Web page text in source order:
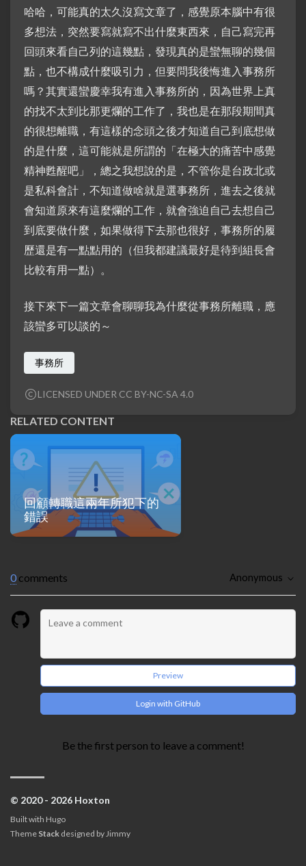
哈哈，可能真的太久沒寫文章了，感覺原本腦中有很
多想法，突然要寫就寫不出什麼東西來，自己寫完再
回頭來看自己列的這幾點，發現真的是蠻無聊的幾個
點，也不構成什麼吸引力，但要問我後悔進入事務所
嗎？其實還蠻慶幸我有進入事務所的，因為世界上真
的找不太到比那更爛的工作了，我也是在那段期間真
的很想離職，有這樣的念頭之後才知道自己到底想做
的是什麼，這可能就是所謂的「在極大的痛苦中感覺
精神甦醒吧」，總之我想說的是，不管你是台政北或
是私科會計，不知道做啥就是選事務所，進去之後就
會知道原來有這麼爛的工作，就會強迫自己去想自己
到底要做什麼，如果做得下去那也很好，事務所的履
歷還是有一點點用的（但我都建議最好是待到組長會
比較有用一點）。
接下來下一篇文章會聊聊我為什麼從事務所離職，應
該蠻多可以談的～
事務所
LICENSED UNDER CC BY-NC-SA 4.0
RELATED CONTENT
回顧轉職這兩年所犯下的
錯誤
0 comments Anonymous
Preview
Login with GitHub
Be the first person to leave a comment!
© 2020 - 2026 Hoxton
Built with Hugo
Theme Stack designed byJimmy